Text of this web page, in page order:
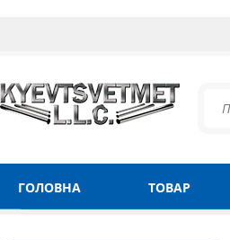
ГОЛОВНА ТОВАР